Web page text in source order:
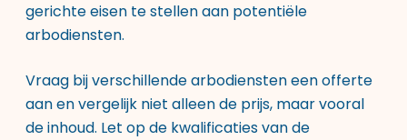
gerichte eisen te stellen aan potentiële
arbodiensten.
Vraag bij verschillende arbodiensten een offerte
aan en vergelijk niet alleen de prijs, maar vooral
de inhoud. Let op de kwalificaties van de